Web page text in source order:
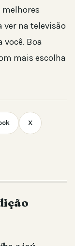
melhores
na televisão
Boa
mais escolha
X